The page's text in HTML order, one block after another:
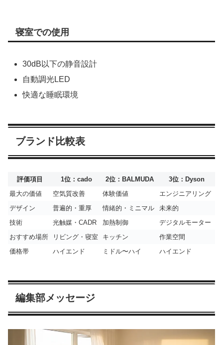
寝室での使用
30dB以下の静音設計
自動調光LED
快適な睡眠環境
ブランド比較表
評価項目 1位：cado 2位：BALMUDA
3位：Dyson
最大の価値
空気質改善 体験価値
エンジニアリング
デザイン
普遍的・重厚 情緒的・ミニマル
未来的
技術
光触媒・CADR 加熱制御
デジタルモーター
おすすめ場所
リビング・寝室 キッチン
作業空間
価格帯
ハイエンド ミドル〜ハイ ハイエンド
編集部メッセージ